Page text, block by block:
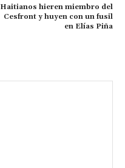
Haitianos hieren miembro del
Cesfront y huyen con un fusil
en Elías Piña